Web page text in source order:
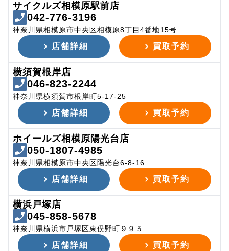
サイクルズ相模原駅前店
042-776-3196
神奈川県相模原市中央区相模原8丁目4番地15号
店舗詳細 買取予約
横須賀根岸店
046-823-2244
神奈川県横須賀市根岸町5-17-25
店舗詳細 買取予約
ホイールズ相模原陽光台店
050-1807-4985
神奈川県相模原市中央区陽光台6-8-16
店舗詳細 買取予約
横浜戸塚店
045-858-5678
神奈川県横浜市戸塚区東俣野町９９５
店舗詳細 買取予約